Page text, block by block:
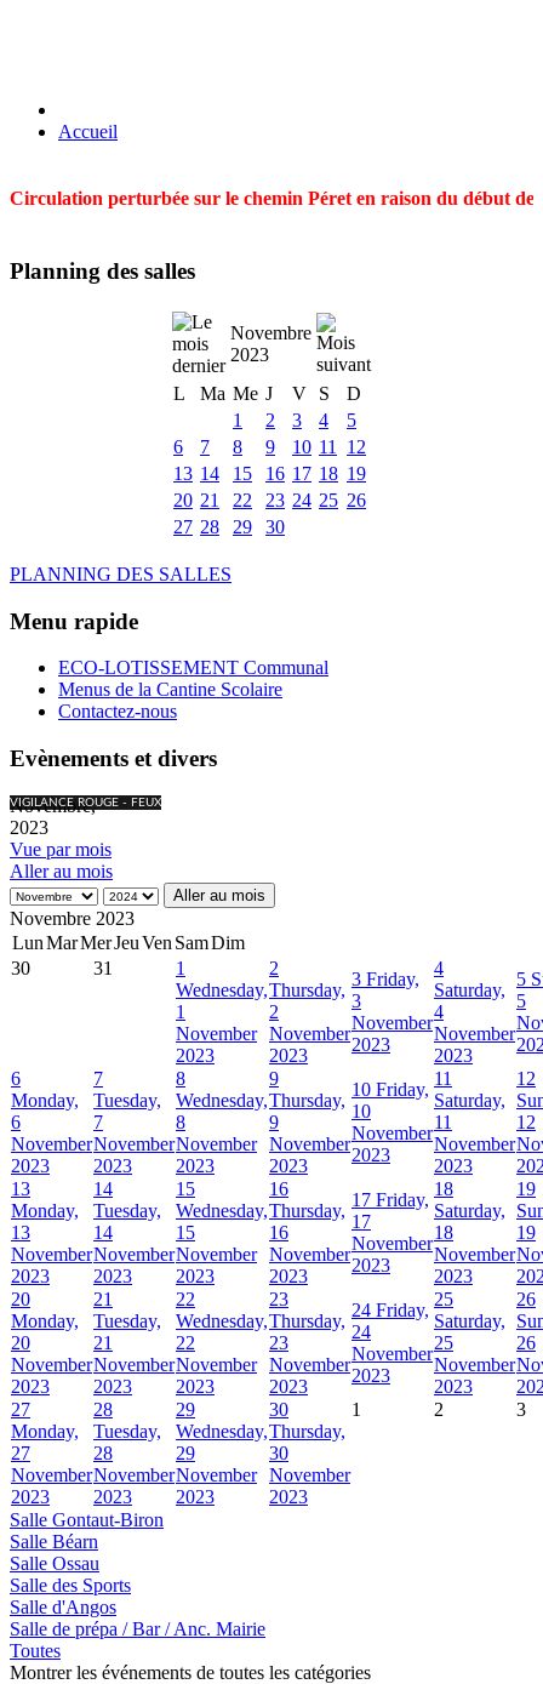
Accueil
Circulation perturbée sur le chemin Péret en raison du début
Planning des salles
Novembre
2023
L
Ma Me J V S
D
1
2 3 4
5
6
7 8 9 10 11
12
13 14 15 16 17 18 19
20 21 22 23 24 25 26
27 28 29 30
PLANNING DES SALLES
Menu rapide
ECO-LOTISSEMENT Communal
Menus de la Cantine Scolaire
Contactez-nous
Evènements et divers
VIGILANCE ROUGE - FEUX
Novembre,
2023
Vue par mois
Aller au mois
Aller au mois
Novembre 2023
LunMarMerJeuVen SamDim
30
31
1
Wednesday,
1
November
2023
2
Thursday,
2
November
2023
3 Friday,
3
November
2023
4
Saturday,
4
November
2023
5
5
6
Monday,
6
November
2023
7
Tuesday,
7
November
2023
8
Wednesday,
8
November
2023
9
Thursday,
9
November
2023
10 Friday,
10
November
2023
11
Saturday,
11
November
2023
12
12
13
Monday,
13
November
2023
14
Tuesday,
14
November
2023
15
Wednesday,
15
November
2023
16
Thursday,
16
November
2023
17 Friday,
17
November
2023
18
Saturday,
18
November
2023
19
19
20
Monday,
20
November
2023
21
Tuesday,
21
November
2023
22
Wednesday,
22
November
2023
23
Thursday,
23
November
2023
24 Friday,
24
November
2023
25
Saturday,
25
November
2023
26
26
27
Monday,
27
November
2023
28
Tuesday,
28
November
2023
29
Wednesday,
29
November
2023
30
Thursday,
30
November
2023
1 2 3
Salle Gontaut-Biron
Salle Béarn
Salle Ossau
Salle des Sports
Salle d'Angos
Salle de prépa / Bar / Anc. Mairie
Toutes
Montrer les événements de toutes les catégories